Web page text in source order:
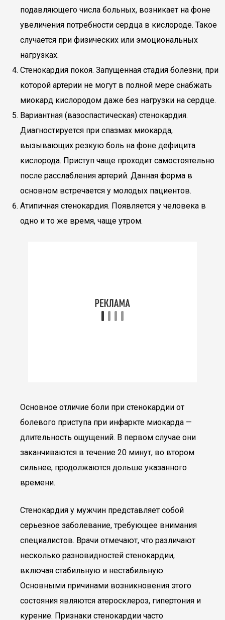
подавляющего числа больных, возникает на фоне
увеличения потребности сердца в кислороде. Такое
случается при физических или эмоциональных
нагрузках.
Стенокардия покоя. Запущенная стадия болезни, при
которой артерии не могут в полной мере снабжать
миокард кислородом даже без нагрузки на сердце.
Вариантная (вазоспастическая) стенокардия.
Диагностируется при спазмах миокарда,
вызывающих резкую боль на фоне дефицита
кислорода. Приступ чаще проходит самостоятельно
после расслабления артерий. Данная форма в
основном встречается у молодых пациентов.
Атипичная стенокардия. Появляется у человека в
одно и то же время, чаще утром.
Основное отличие боли при стенокардии от
болевого приступа при инфаркте миокарда —
длительность ощущений. В первом случае они
заканчиваются в течение 20 минут, во втором
сильнее, продолжаются дольше указанного
времени.
Стенокардия у мужчин представляет собой
серьезное заболевание, требующее внимания
специалистов. Врачи отмечают, что различают
несколько разновидностей стенокардии,
включая стабильную и нестабильную.
Основными причинами возникновения этого
состояния являются атеросклероз, гипертония и
курение. Признаки стенокардии часто